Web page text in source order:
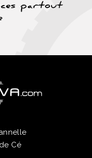
partout
Cé